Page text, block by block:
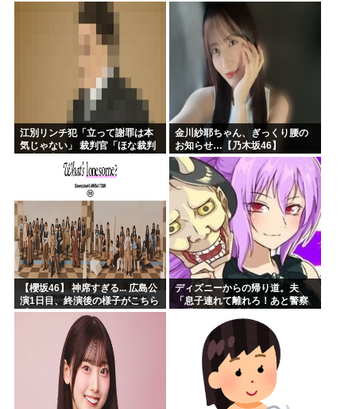
失うｗｗｗｗｗ」
江別リンチ犯「立って謝罪は本
気じゃない」 裁判官「ほな裁判
ゃないな」
金川紗耶ちゃん、ぎっくり腰の
お知らせ…【乃木坂46】
【櫻坂46】 神席すぎる... 広島公
演1日目、終演後の様子がこちら
【全国ツアー2026 What’s
lonesome?】
ディズニーからの帰り道。夫
「息子連れて離れろ！あと警察
「どうしました！？」→トンデ
モナイことに…